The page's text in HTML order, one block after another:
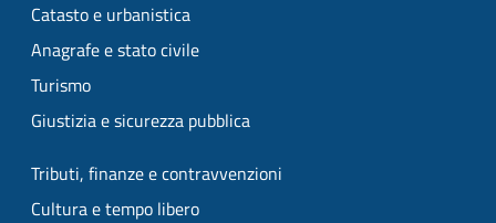
Catasto e urbanistica
Anagrafe e stato civile
Turismo
Giustizia e sicurezza pubblica
Tributi, finanze e contravvenzioni
Cultura e tempo libero